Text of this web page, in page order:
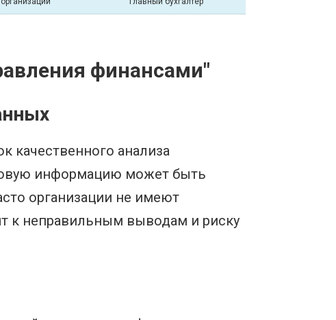
финансами"
качественного анализа
информацию может быть
организации не имеют
к неправильным выводам и риску